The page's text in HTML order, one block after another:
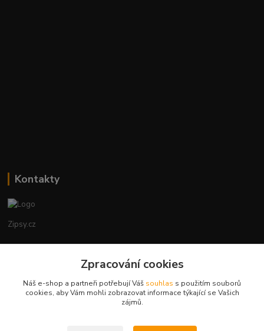
Kontakty
Zipsy.cz
+420774877333
obchod@zipsy.cz
Zpracování cookies
Náš e-shop a partneři potřebují Váš souhlas s použitím souborů
cookies, aby Vám mohli zobrazovat informace týkající se Vašich
zájmů.